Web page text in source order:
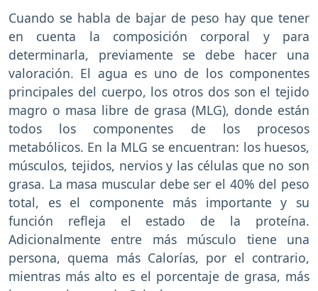
Cuando se habla de bajar de peso hay que tener
en cuenta la composición corporal y para
determinarla, previamente se debe hacer una
valoración. El agua es uno de los componentes
principales del cuerpo, los otros dos son el tejido
magro o masa libre de grasa (MLG), donde están
todos los componentes de los procesos
metabólicos. En la MLG se encuentran: los huesos,
músculos, tejidos, nervios y las células que no son
grasa. La masa muscular debe ser el 40% del peso
total, es el componente más importante y su
función refleja el estado de la proteína.
Adicionalmente entre más músculo tiene una
persona, quema más Calorías, por el contrario,
mientras más alto es el porcentaje de grasa, más